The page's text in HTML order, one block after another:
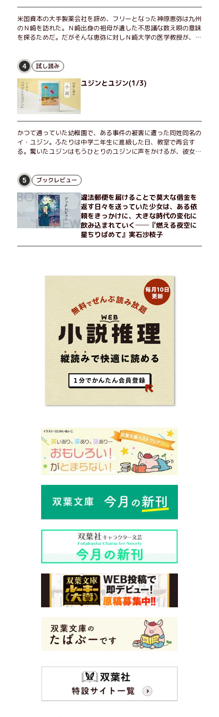
米国資本の大手製薬会社を辞め、フリーとなった神原恵弥は九州
のＮ崎を訪れた。Ｎ崎出身の祖母が遺した不思議な数え唄の意味
を探るためだ。だがそんな恵弥に対しＮ崎大学の医学教授が、米
恵弥は、まるで影のような存在の博士とまみえることはできるの
か？ そして、唄の歌詞「かたむくマリア」に込められた秘密と
は？ 謎めいたラストが鮮烈な余韻を残すシリーズ第四作！
4 試し読み
ユジンとユジン(1/3)
かつて通っていた幼稚園で、ある事件の被害に遭った同姓同名の
イ・ユジン。ふたりは中学二年生に進級した日、教室で再会す
る。驚いたユジンはもうひとりのユジンに声をかけるが、彼女は
トセラー小説の邦訳版。
5 ブックレビュー
違法郵便を届けることで莫大な借金を
返す日々を送っていた少女は、ある依
頼をきっかけに、大きな時代の変化に
飲み込まれていく──『燃える夜空に
星ちりばめて』実石沙枝子